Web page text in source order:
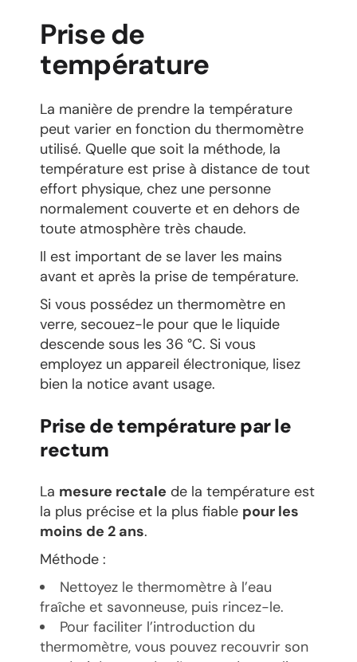
Prise de
température
La manière de prendre la température
peut varier en fonction du thermomètre
utilisé. Quelle que soit la méthode, la
température est prise à distance de tout
effort physique, chez une personne
normalement couverte et en dehors de
toute atmosphère très chaude.
Il est important de se laver les mains
avant et après la prise de température.
Si vous possédez un thermomètre en
verre, secouez-le pour que le liquide
descende sous les 36 °C. Si vous
employez un appareil électronique, lisez
bien la notice avant usage.
Prise de température par le
rectum
La mesure rectale de la température est
la plus précise et la plus fiable pour les
moins de 2 ans.
Méthode :
Nettoyez le thermomètre à l’eau
fraîche et savonneuse, puis rincez-le.
Pour faciliter l’introduction du
thermomètre, vous pouvez recouvrir son